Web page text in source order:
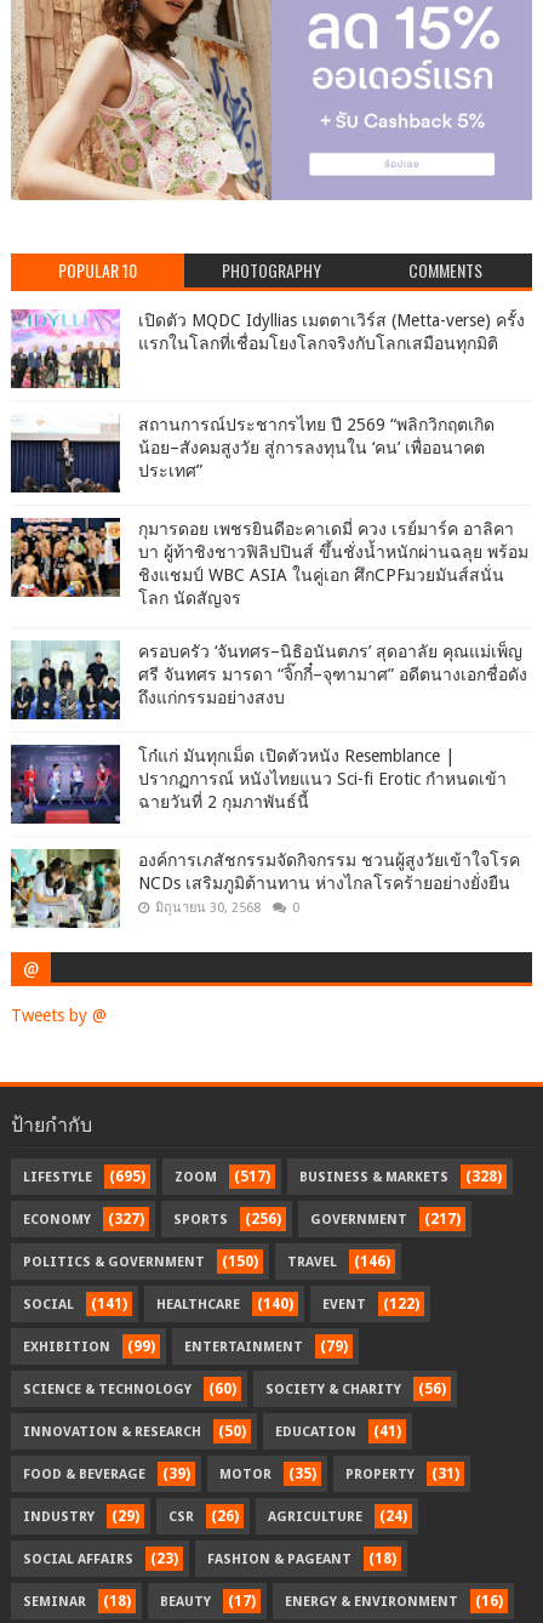
POPULAR 10 PHOTOGRAPHY COMMENTS
เปิดตัว MQDC Idyllias เมตตาเวิร์ส (Metta-verse) ครั้ง
แรกในโลกที่เชื่อมโยงโลกจริงกับโลกเสมือนทุกมิติ
สถานการณ์ประชากรไทย ปี 2569 “พลิกวิกฤตเกิด
น้อย–สังคมสูงวัย สู่การลงทุนใน ‘คน’ เพื่ออนาคต
ประเทศ”
กุมารดอย เพชรยินดีอะคาเดมี่ ควง เรย์มาร์ค อาลิคา
บา ผู้ท้าชิงชาวฟิลิปปินส์ ขึ้นชั่งน้ำหนักผ่านฉลุย พร้อม
ชิงแชมป์ WBC ASIA ในคู่เอก ศึกCPFมวยมันส์สนั่น
โลก นัดสัญจร
ครอบครัว ‘จันทศร–นิธิอนันตภร’ สุดอาลัย คุณแม่เพ็ญ
ศรี จันทศร มารดา “จิ๊กกี๋–จุฑามาศ” อดีตนางเอกชื่อดัง
ถึงแก่กรรมอย่างสงบ
โก๋แก่ มันทุกเม็ด เปิดตัวหนัง Resemblance |
ปรากฏการณ์ หนังไทยแนว Sci-fi Erotic กำหนดเข้า
ฉายวันที่ 2 กุมภาพันธ์นี้
องค์การเภสัชกรรมจัดกิจกรรม ชวนผู้สูงวัยเข้าใจโรค
NCDs เสริมภูมิต้านทาน ห่างไกลโรคร้ายอย่างยั่งยืน
มิถุนายน 30, 2568 0
@
Tweets by @
ป้ายกำกับ
LIFESTYLE (695) ZOOM (517) BUSINESS & MARKETS (328)
ECONOMY (327) SPORTS (256) GOVERNMENT (217)
POLITICS & GOVERNMENT (150) TRAVEL (146)
SOCIAL (141) HEALTHCARE (140) EVENT (122)
EXHIBITION (99) ENTERTAINMENT (79)
SCIENCE & TECHNOLOGY (60) SOCIETY & CHARITY (56)
INNOVATION & RESEARCH (50) EDUCATION (41)
FOOD & BEVERAGE (39) MOTOR (35) PROPERTY (31)
INDUSTRY (29) CSR (26) AGRICULTURE (24)
SOCIAL AFFAIRS (23) FASHION & PAGEANT (18)
SEMINAR (18) BEAUTY (17) ENERGY & ENVIRONMENT (16)